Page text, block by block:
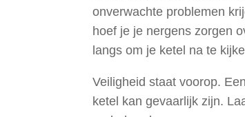
onverwachte problemen
hoef je je nergens zorgen
langs om je ketel na te
Veiligheid staat voorop.
ketel kan gevaarlijk zijn.